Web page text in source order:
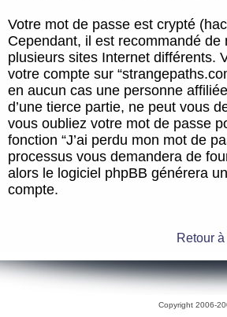
Votre mot de passe est crypté
Cependant, il est recommandé
plusieurs sites Internet différents.
votre compte sur
en aucun cas une personne
d’une tierce partie, ne peut vous
vous oubliez votre mot de passe
fonction “J’ai perdu mon mot de
processus vous demandera de
alors le logiciel phpBB générera
compte.
Retour
Copyright 2006-